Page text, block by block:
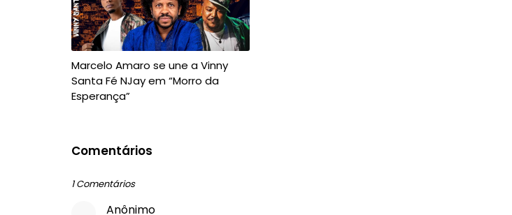
Marcelo Amaro se une a Vinny
Santa Fé NJay em “Morro da
Esperança”
Comentários
1 Comentários
Anônimo